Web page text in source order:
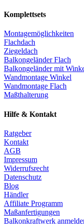
Komplettsets
Montagemöglichkeiten
Flachdach
Ziegeldach
Balkongeländer Flach
Balkongeländer mit
Wandmontage Winkel
Wandmontage Flach
Maßthalterung
Hilfe & Kontakt
Ratgeber
Kontakt
AGB
Impressum
Widerrufsrecht
Datenschutz
Blog
Händler
Affiliate Programm
Maßanfertigungen
Balkonkraftwerk